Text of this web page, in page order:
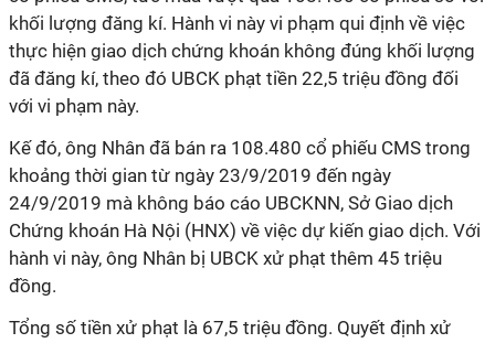
khối lượng đăng kí. Hành vi này vi phạm qui định về việc
thực hiện giao dịch chứng khoán không đúng khối lượng
đã đăng kí, theo đó UBCK phạt tiền 22,5 triệu đồng đối
với vi phạm này.
Kế đó, ông Nhân đã bán ra 108.480 cổ phiếu CMS trong
khoảng thời gian từ ngày 23/9/2019 đến ngày
24/9/2019 mà không báo cáo UBCKNN, Sở Giao dịch
Chứng khoán Hà Nội (HNX) về việc dự kiến giao dịch. Với
hành vi này, ông Nhân bị UBCK xử phạt thêm 45 triệu
đồng.
Tổng số tiền xử phạt là 67,5 triệu đồng. Quyết định xử